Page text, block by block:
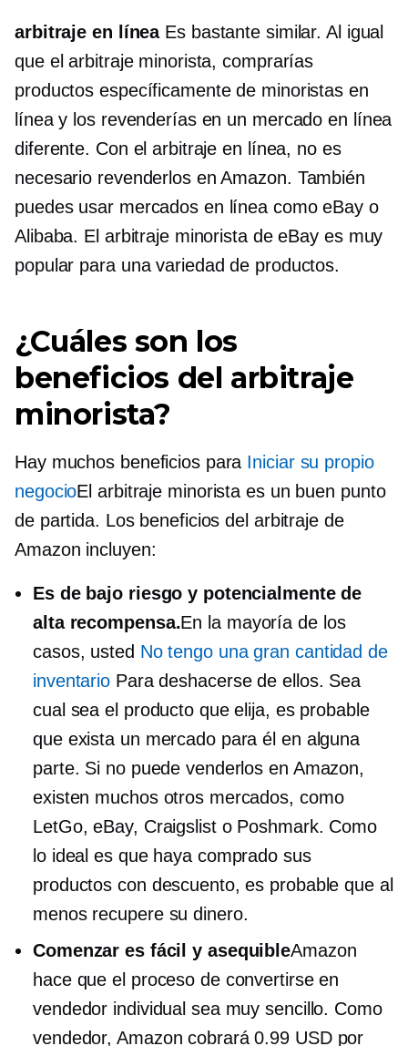
arbitraje en líneaEs bastante similar. Al igual
que el arbitraje minorista, comprarías
productos específicamente de minoristas en
línea y los revenderías en un mercado en línea
diferente. Con el arbitraje en línea, no es
necesario revenderlos en Amazon. También
puedes usar mercados en línea como eBay o
Alibaba. El arbitraje minorista de eBay es muy
popular para una variedad de productos.
¿Cuáles son los
beneficios del arbitraje
minorista?
Hay muchos beneficios para Iniciar su propio
negocioEl arbitraje minorista es un buen punto
de partida. Los beneficios del arbitraje de
Amazon incluyen:
Es de bajo riesgo y potencialmente de
alta recompensa.En la mayoría de los
casos, usted No tengo una gran cantidad de
inventario Para deshacerse de ellos. Sea
cual sea el producto que elija, es probable
que exista un mercado para él en alguna
parte. Si no puede venderlos en Amazon,
existen muchos otros mercados, como
LetGo, eBay, Craigslist o Poshmark. Como
lo ideal es que haya comprado sus
productos con descuento, es probable que al
menos recupere su dinero.
Comenzar es fácil y asequibleAmazon
hace que el proceso de convertirse en
vendedor individual sea muy sencillo. Como
vendedor, Amazon cobrará 0.99 USD por